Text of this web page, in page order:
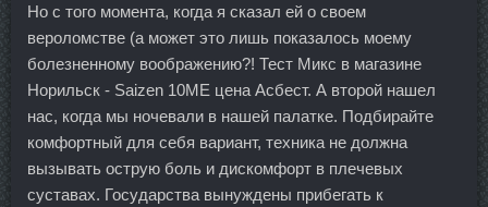
Но с того момента, когда я сказал ей о своем
вероломстве (а может это лишь показалось моему
болезненному воображению?! Тест Микс в магазине
Норильск - Saizen 10ME цена Асбест. А второй нашел
нас, когда мы ночевали в нашей палатке. Подбирайте
комфортный для себя вариант, техника не должна
вызывать острую боль и дискомфорт в плечевых
суставах. Государства вынуждены прибегать к